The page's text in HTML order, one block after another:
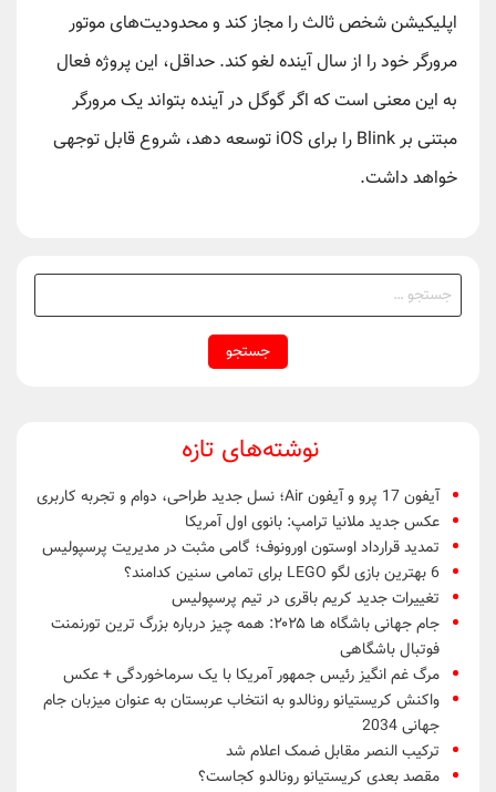
اپلیکیشن شخص ثالث را مجاز کند و محدودیت‌های موتور
مرورگر خود را از سال آینده لغو کند. حداقل، این پروژه فعال
به این معنی است که اگر گوگل در آینده بتواند یک مرورگر
مبتنی بر Blink را برای iOS توسعه دهد، شروع قابل توجهی
خواهد داشت.
جستجو
برای:
نوشته‌های تازه
آیفون 17 پرو و آیفون Air؛ نسل جدید طراحی، دوام و تجربه کاربری
عکس جدید ملانیا ترامپ: بانوی اول آمریکا
تمدید قرارداد اوستون اورونوف؛ گامی مثبت در مدیریت پرسپولیس
6 بهترین بازی لگو LEGO برای تمامی سنین کدامند؟
تغییرات جدید کریم باقری در تیم پرسپولیس
جام جهانی باشگاه ها ۲۰۲۵: همه چیز درباره بزرگ ترین تورنمنت
فوتبال باشگاهی
مرگ غم انگیز رئیس جمهور آمریکا با یک سرماخوردگی + عکس
واکنش کریستیانو رونالدو به انتخاب عربستان به عنوان میزبان جام
جهانی 2034
ترکیب النصر مقابل ضمک اعلام شد
مقصد بعدی کریستیانو رونالدو کجاست؟